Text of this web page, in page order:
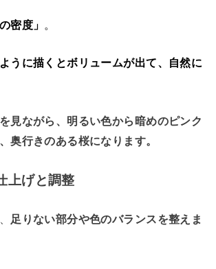
密度」 。
うに描くとボリュームが出て、自然に
見ながら、明るい色から暗めのピンク
奥行きのある桜になります。
上げと調整
足りない部分や色のバランスを整えま